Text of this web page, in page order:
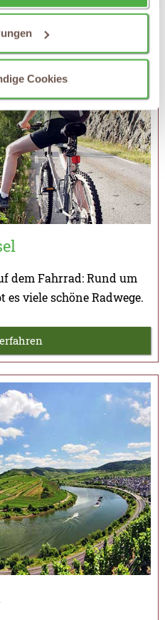
Cookies
dem Fahrrad: Rund um
es viele schöne Radwege.